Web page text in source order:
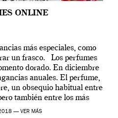
ONLINE
más especiales, como
un frasco. Los perfumes
dorado. En diciembre
anuales. El perfume,
un obsequio habitual entre
también entre los más
días ha […]
— VER MÁS